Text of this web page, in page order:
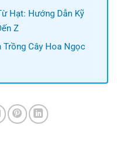
Hạt: Hướng Dẫn Kỹ
Z
Trồng Cây Hoa Ngọc